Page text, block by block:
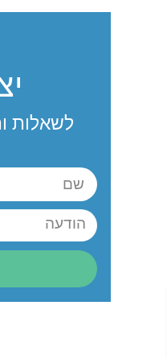
לשאלות